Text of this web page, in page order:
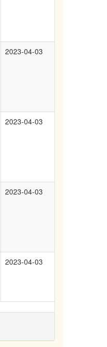
2023-04-03
2023-04-03
2023-04-03
2023-04-03